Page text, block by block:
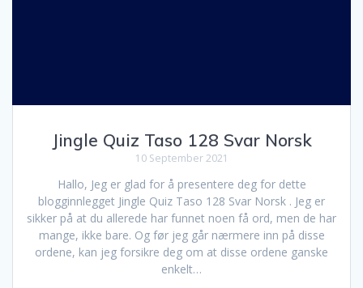
Jingle Quiz Taso 128 Svar Norsk
10 September 2021
Hallo, Jeg er glad for å presentere deg for dette
blogginnlegget Jingle Quiz Taso 128 Svar Norsk . Jeg er
sikker på at du allerede har funnet noen få ord, men de har
mange, ikke bare. Og før jeg går nærmere inn på disse
ordene, kan jeg forsikre deg om at disse ordene ganske
enkelt…